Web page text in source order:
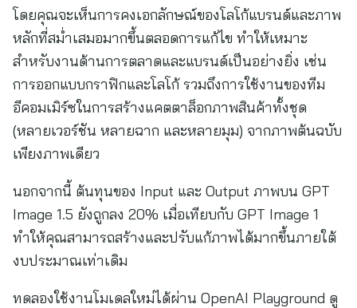
โดยคุณจะเห็นการคงเอกลักษณ์ของโลโก้แบรนด์และภาพ
หลักที่สม่ำเสมอมากขึ้นตลอดการแก้ไข ทำให้เหมาะ
สำหรับงานด้านการตลาดและแบรนด์เป็นอย่างยิ่ง เช่น
การออกแบบกราฟิกและโลโก้ รวมถึงการใช้งานของทีม
อีคอมเมิร์ซในการสร้างแคตตาล็อกภาพสินค้าทั้งชุด
(หลายเวอร์ชัน หลายฉาก และหลายมุม) จากภาพต้นฉบับ
เพียงภาพเดียว
นอกจากนี้ ต้นทุนของ Input และ Output ภาพบน GPT
Image 1.5 ยังถูกลง 20% เมื่อเทียบกับ GPT Image 1
ทำให้คุณสามารถสร้างและปรับแก้ภาพได้มากขึ้นภายใต้
งบประมาณเท่าเดิม
ทดลองใช้งานโมเดลใหม่ได้ผ่าน OpenAI Playground ดู